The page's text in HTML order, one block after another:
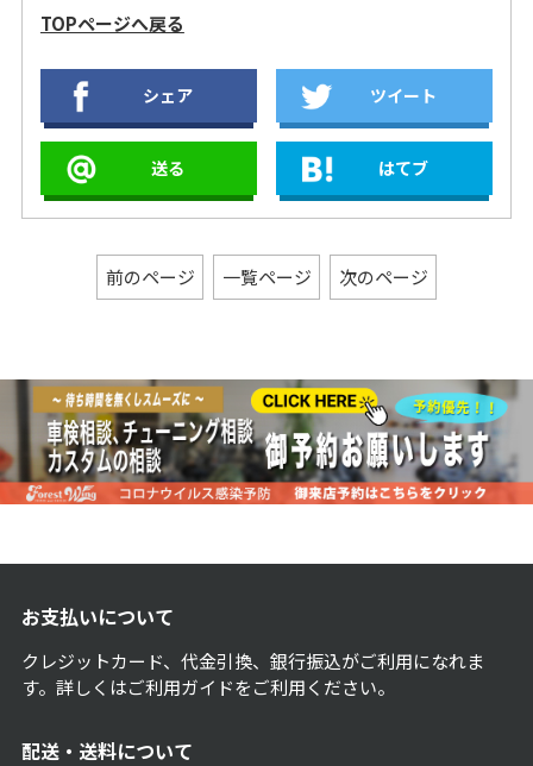
アクリーナー、サ
ンダンス ボマー！
ルスエアクリーナ
ー ミニティアドロ
ビッドソン 北米マ
フラー！【2020年
FXLRS ローライダ
ーＳ】S&S 475カ
ム、スクリーミン
イーグル ベンチレ
ームエアクリーナ
ー、トラスク
ASSAULT 2-1マフ
【2020年XL883N
アイアン883】アレ
ンネス METHOD
CLEAR SERIES エ
アクリーナー コン
トラスト、バンス
トショット！
TOPページへ戻る
シェア ツイート
送る はてブ
前のページ 一覧ページ 次のページ
お支払いについて
クレジットカード、代金引換、銀行振込がご利用になれま
す。詳しくはご利用ガイドをご利用ください。
配送・送料について